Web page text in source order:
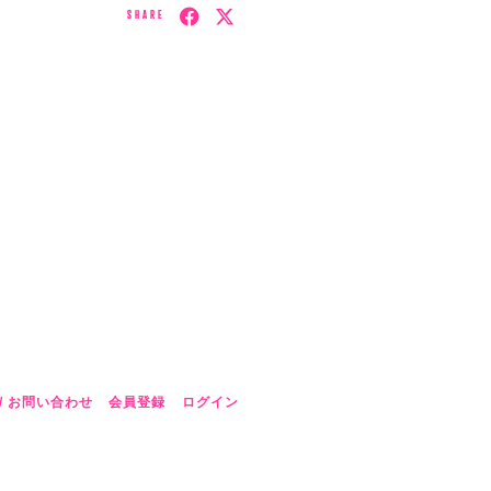
SHARE
お問い合わせ 会員登録 ログイン